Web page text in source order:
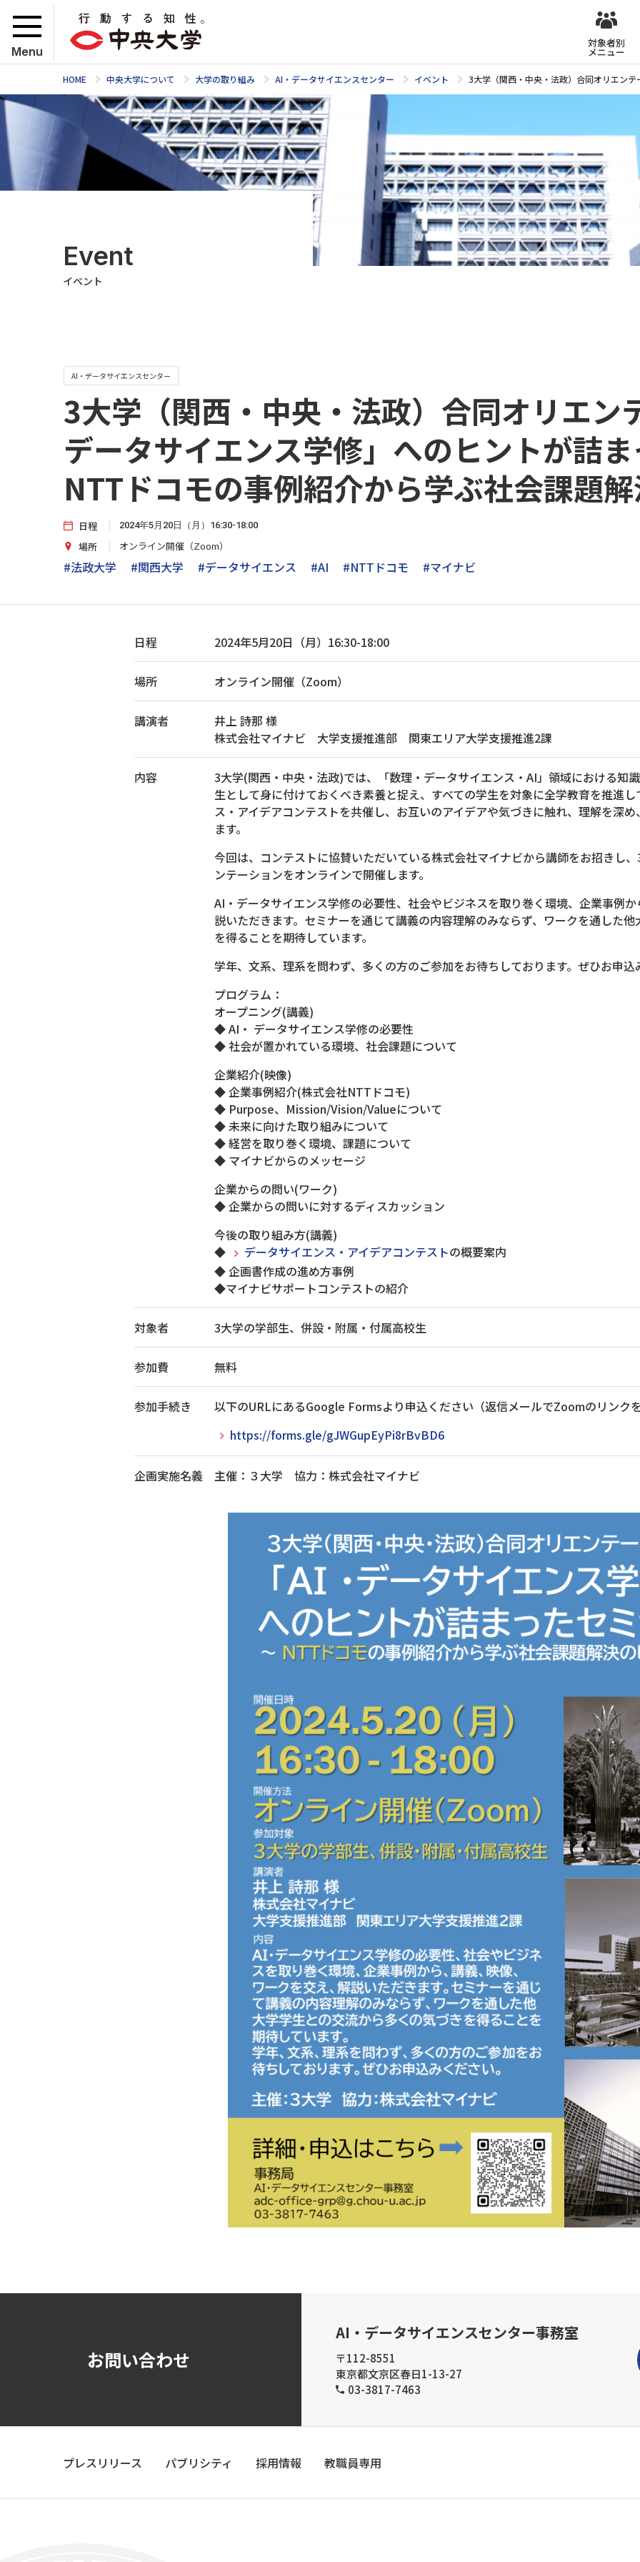
Menu
対象者別
メニュー
HOME 中央大学について 大学の取り組み AI・データサイエンスセンター イベント 3大学（関西・中央・法政）合同オリエン
Event
イベント
AI・データサイエンスセンター
3大学（関西・中央・法政）合同オリエン
データサイエンス学修」へのヒントが詰
NTTドコモの事例紹介から学ぶ社会課題
日程 2024年5月20日（月）16:30-18:00
場所 オンライン開催（Zoom）
#法政大学 #関西大学 #データサイエンス #AI #NTTドコモ #マイナビ
日程 2024年5月20日（月）16:30-18:00
場所 オンライン開催（Zoom）
講演者
井上 詩那 様
株式会社マイナビ 大学支援推進部 関東エリア大学支援推進2課
内容
3大学(関西・中央・法政)では、「数理・データサイエンス・AI」領域における知
生として身に付けておくべき素養と捉え、すべての学生を対象に全学教育を推進
ス・アイデアコンテストを共催し、お互いのアイデアや気づきに触れ、理解を深
ます。
今回は、コンテストに協賛いただいている株式会社マイナビから講師をお招きし
ンテーションをオンラインで開催します。
AI・データサイエンス学修の必要性、社会やビジネスを取り巻く環境、企業事例
説いただきます。セミナーを通じて講義の内容理解のみならず、ワークを通した
を得ることを期待しています。
学年、文系、理系を問わず、多くの方のご参加をお待ちしております。ぜひお申込
プログラム：
オープニング(講義)
◆ AI・ データサイエンス学修の必要性
◆ 社会が置かれている環境、社会課題について
企業紹介(映像)
◆ 企業事例紹介(株式会社NTTドコモ)
◆ Purpose、Mission/Vision/Valueについて
◆ 未来に向けた取り組みについて
◆ 経営を取り巻く環境、課題について
◆ マイナビからのメッセージ
企業からの問い(ワーク)
◆ 企業からの問いに対するディスカッション
今後の取り組み方(講義)
◆
データサイエンス・アイデアコンテストの概要案内
◆ 企画書作成の進め方事例
◆マイナビサポートコンテストの紹介
対象者 3大学の学部生、併設・附属・付属高校生
参加費 無料
参加手続き
以下のURLにあるGoogle Formsより申込ください（返信メールでZoomのリンク
https://forms.gle/gJWGupEyPi8rBvBD6
企画実施名義 主催：３大学 協力：株式会社マイナビ
お問い合わせ
AI・データサイエンスセンター事務室
〒112-8551
東京都文京区春日1-13-27
03-3817-7463
プレスリリース パブリシティ 採用情報 教職員専用